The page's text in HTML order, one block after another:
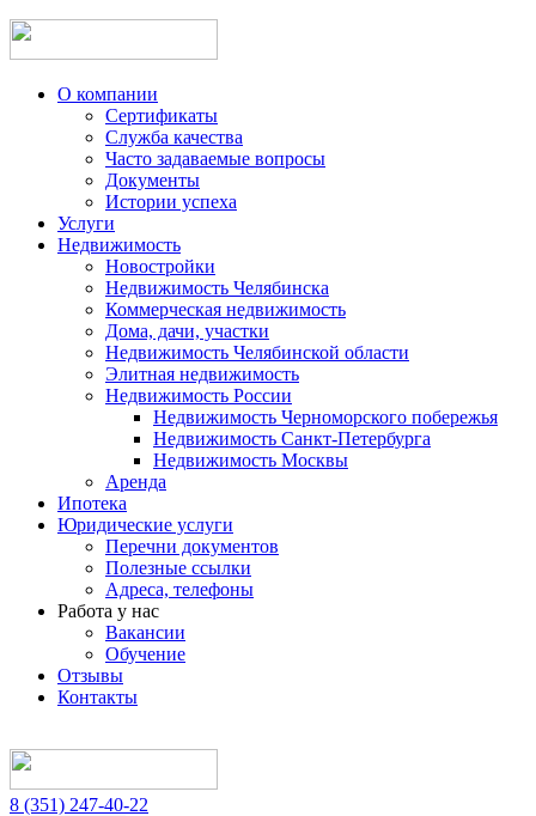
О компании
Сертификаты
Служба качества
Часто задаваемые вопросы
Документы
Истории успеха
Услуги
Недвижимость
Новостройки
Недвижимость Челябинска
Коммерческая недвижимость
Дома, дачи, участки
Недвижимость Челябинской области
Элитная недвижимость
Недвижимость России
Недвижимость Черноморского побережья
Недвижимость Санкт-Петербурга
Недвижимость Москвы
Аренда
Ипотека
Юридические услуги
Перечни документов
Полезные ссылки
Адреса, телефоны
Работа у нас
Вакансии
Обучение
Отзывы
Контакты
8 (351) 247-40-22